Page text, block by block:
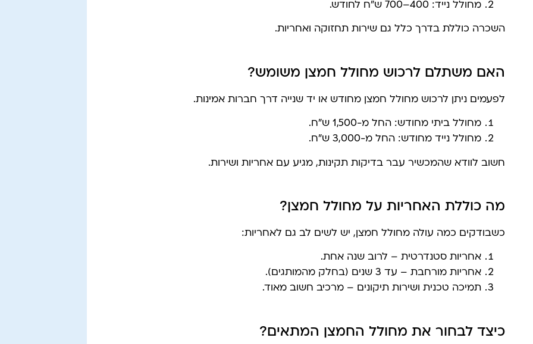
מחולל נייד: 400–700 ש"ח לחודש.
השכרה כוללת בדרך כלל גם שירות תחזוקה ואחריות.
האם משתלם לרכוש מחולל חמצן משומש?
לפעמים ניתן לרכוש מחולל חמצן מחודש או יד שנייה דרך חברות אמינות.
מחולל ביתי מחודש: החל מ-1,500 ש"ח.
מחולל נייד מחודש: החל מ-3,000 ש"ח.
חשוב לוודא שהמכשיר עבר בדיקות תקינות, מגיע עם אחריות ושירות.
מה כוללת האחריות על מחולל חמצן?
כשבודקים כמה עולה מחולל חמצן, יש לשים לב גם לאחריות:
אחריות סטנדרטית – לרוב שנה אחת.
אחריות מורחבת – עד 3 שנים (בחלק מהמותגים).
תמיכה טכנית ושירות תיקונים – מרכיב חשוב מאוד.
כיצד לבחור את מחולל החמצן המתאים?